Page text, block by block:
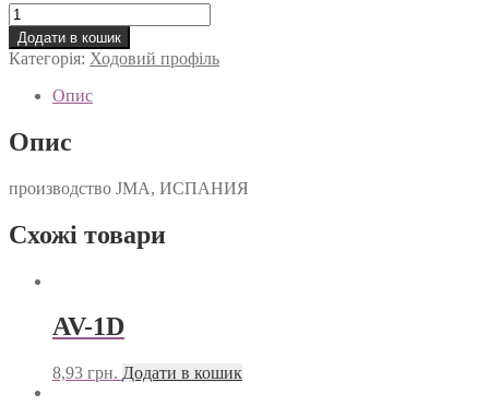
TRI-
9D
кількість
Додати в кошик
Категорія: Ходовий профіль
Опис
Опис
производство JMA, ИСПАНИЯ
Схожі товари
AV-1D
8,93 грн. Додати в кошик